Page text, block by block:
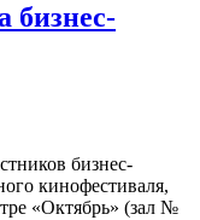
бизнес-
бизнес-
кинофестиваля,
«Октябрь» (зал №